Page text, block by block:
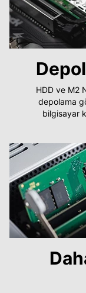
HDD ve M2
depolama
bilgisayar